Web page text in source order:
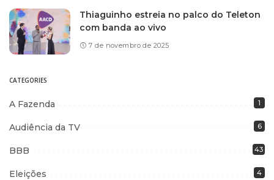
Thiaguinho estreia no palco do Teleton
com banda ao vivo
7 de novembro de 2025
CATEGORIES
A Fazenda 1
Audiência da TV 6
BBB 43
Eleições 4